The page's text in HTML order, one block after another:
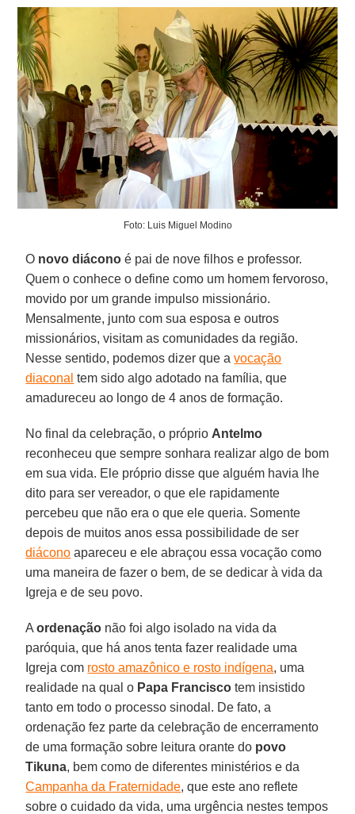
Foto: Luis Miguel Modino
O novo diácono é pai de nove filhos e professor.
Quem o conhece o define como um homem fervoroso,
movido por um grande impulso missionário.
Mensalmente, junto com sua esposa e outros
missionários, visitam as comunidades da região.
Nesse sentido, podemos dizer que avocação
diaconal tem sido algo adotado na família, que
amadureceu ao longo de 4 anos de formação.
No final da celebração, o próprio Antelmo
reconheceu que sempre sonhara realizar algo de bom
em sua vida. Ele próprio disse que alguém havia lhe
dito para ser vereador, o que ele rapidamente
percebeu que não era o que ele queria. Somente
depois de muitos anos essa possibilidade de ser
diácono apareceu e ele abraçou essa vocação como
uma maneira de fazer o bem, de se dedicar à vida da
Igreja e de seu povo.
Aordenação não foi algo isolado na vida da
paróquia, que há anos tenta fazer realidade uma
Igreja com rosto amazônico e rosto indígena, uma
realidade na qual o Papa Francisco tem insistido
tanto em todo o processo sinodal. De fato, a
ordenação fez parte da celebração de encerramento
de uma formação sobre leitura orante do povo
Tikuna, bem como de diferentes ministérios e da
Campanha da Fraternidade, que este ano reflete
sobre o cuidado da vida, uma urgência nestes tempos